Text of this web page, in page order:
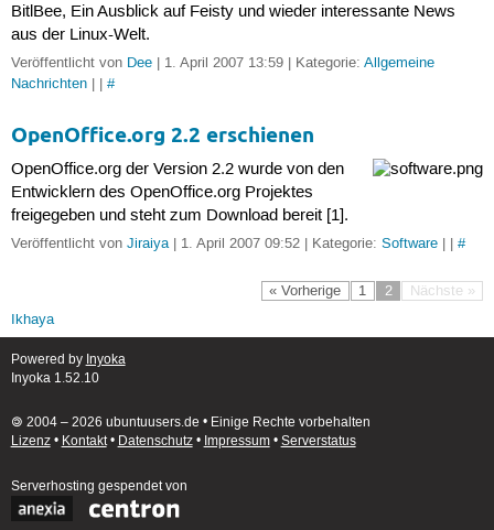
BitlBee, Ein Ausblick auf Feisty und wieder interessante News
aus der Linux-Welt.
Veröffentlicht von Dee| 1. April 2007 13:59 | Kategorie: Allgemeine
Nachrichten| | #
OpenOffice.org 2.2 erschienen
OpenOffice.org der Version 2.2 wurde von den
Entwicklern des OpenOffice.org Projektes
freigegeben und steht zum Download bereit [1].
Veröffentlicht von Jiraiya| 1. April 2007 09:52 | Kategorie: Software| | #
« Vorherige 1 2 Nächste »
Ikhaya
Powered by Inyoka
Inyoka 1.52.10
🄯 2004 – 2026 ubuntuusers.de • Einige Rechte vorbehalten
Lizenz• Kontakt• Datenschutz• Impressum• Serverstatus
Serverhosting gespendet von